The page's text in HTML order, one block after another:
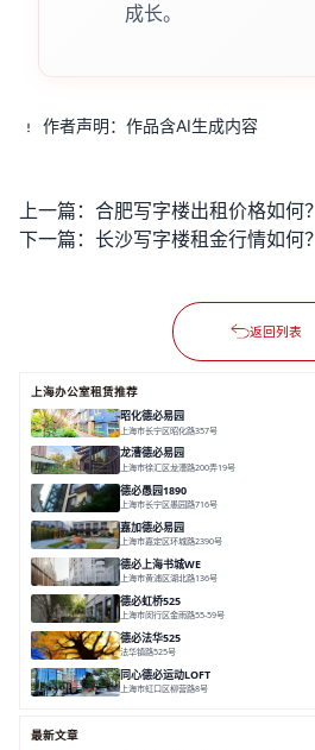
成长。
作者声明：作品含AI生成内容
上一篇：
下一篇： 长沙写字楼租金行情如何？
返回列表
上海办公室租赁推荐
昭化德必易园
上海市长宁区昭化路357号
龙漕德必易园
上海市徐汇区龙漕路200弄19号
德必愚园1890
上海市长宁区愚园路716号
嘉加德必易园
上海市嘉定区环城路2390号
德必上海书城WE
上海市黄浦区湖北路136号
德必虹桥525
上海市闵行区金雨路55-59号
德必法华525
法华镇路525号
同心德必运动LOFT
上海市虹口区柳营路8号
最新文章